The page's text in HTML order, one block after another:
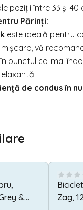
poziții între 33 și
Părinți:
este ideală pentru
vă
punctul cel mai
de condus în
&
Zag,